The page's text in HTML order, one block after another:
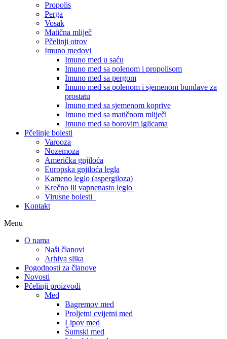
Propolis
Perga
Vosak
Matična mliječ
Pčelinji otrov
Imuno medovi
Imuno med u saću
Imuno med sa polenom i propolisom
Imuno med sa pergom
Imuno med sa polenom i sjemenom bundave za
prostatu
Imuno med sa sjemenom koprive
Imuno med sa matičnom mliječi
Imuno med sa borovim iglicama
Pčelinje bolesti
Varooza
Nozemoza
Američka gnjiloća
Europska gnjiloća legla
Kameno leglo (aspergiloza)
Krečno ili vapnenasto leglo
Virusne bolesti
Kontakt
Menu
O nama
Naši članovi
Arhiva slika
Pogodnosti za članove
Novosti
Pčelinji proizvodi
Med
Bagremov med
Proljetni cvijetni med
Lipov med
Šumski med